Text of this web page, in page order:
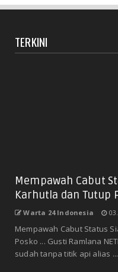
TERKINI
Mempawah Cabut
Karhutla dan Tutup
Warta 24 Indonesia
Mempawah Cabut Status
Posko ... Gusti Ramlana
sudah tanpa titik api alias ...